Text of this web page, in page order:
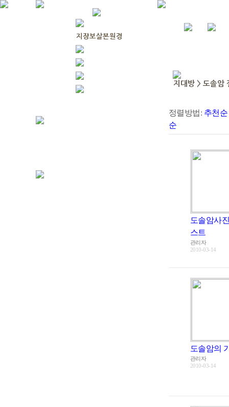
정렬방법: 추천순
순
도솔암사
스트
관리자
2010-03-14
도솔암의
관리자
2010-03-14